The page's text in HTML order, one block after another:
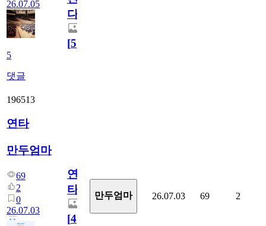
26.07.05
5
댓글
다.
[5]
196513
연타
만두엄마
69
2
0
26.07.03
연
타
[4]
만두엄마 26.07.03 69 2